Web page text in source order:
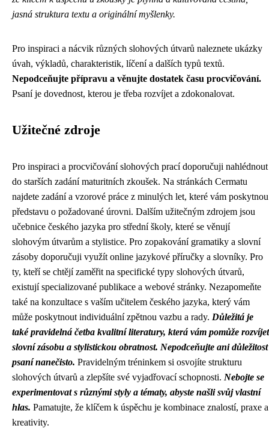
jasná struktura textu a originální myšlenky.
Pro inspiraci a nácvik různých slohových útvarů naleznete ukázky
úvah, výkladů, charakteristik, líčení a dalších typů textů.
Nepodceňujte přípravu a věnujte dostatek času procvičování.
Psaní je dovednost, kterou je třeba rozvíjet a zdokonalovat.
Užitečné zdroje
Pro inspiraci a procvičování slohových prací doporučuji nahlédnout
do starších zadání maturitních zkoušek. Na stránkách Cermatu
najdete zadání a vzorové práce z minulých let, které vám poskytnou
představu o požadované úrovni. Dalším užitečným zdrojem jsou
učebnice českého jazyka pro střední školy, které se věnují
slohovým útvarům a stylistice. Pro zopakování gramatiky a slovní
zásoby doporučuji využít online jazykové příručky a slovníky. Pro
ty, kteří se chtějí zaměřit na specifické typy slohových útvarů,
existují specializované publikace a webové stránky. Nezapomeňte
také na konzultace s vaším učitelem českého jazyka, který vám
může poskytnout individuální zpětnou vazbu a rady. Důležitá je
také pravidelná četba kvalitní literatury, která vám pomůže rozvíjet
slovní zásobu a stylistickou obratnost. Nepodceňujte ani důležitost
psaní nanečisto. Pravidelným tréninkem si osvojíte strukturu
slohových útvarů a zlepšíte své vyjadřovací schopnosti. Nebojte se
experimentovat s různými styly a tématy, abyste našli svůj vlastní
hlas. Pamatujte, že klíčem k úspěchu je kombinace znalostí, praxe a
kreativity.